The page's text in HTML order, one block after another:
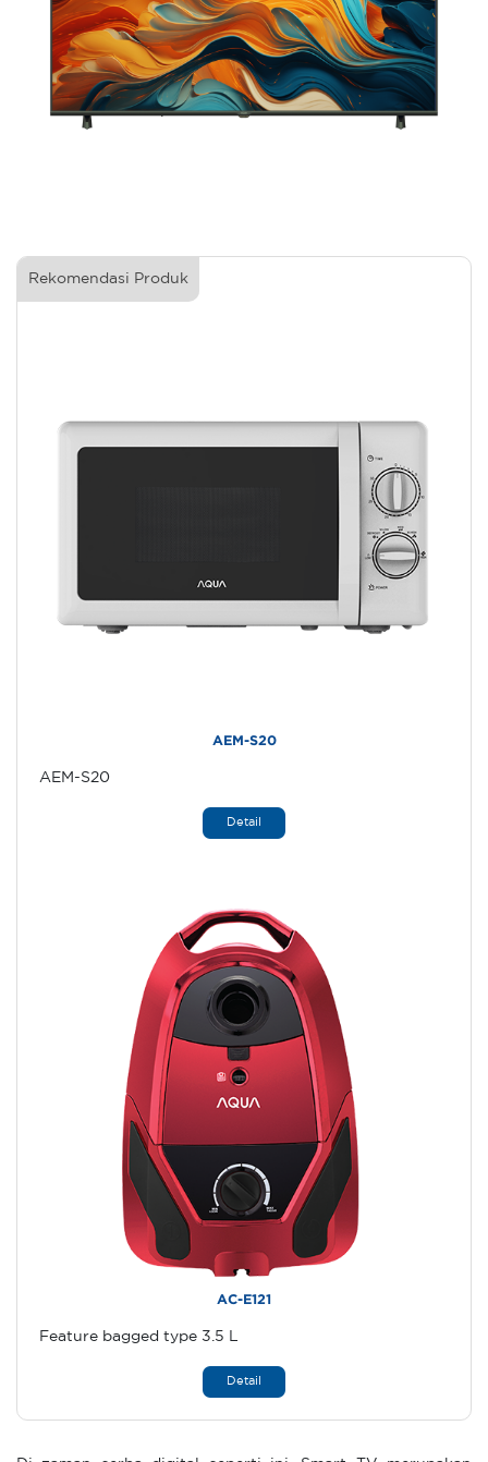
Rekomendasi Produk
AEM-S20
AEM-S20
Detail
AC-E121
Feature bagged type 3.5 L
Detail